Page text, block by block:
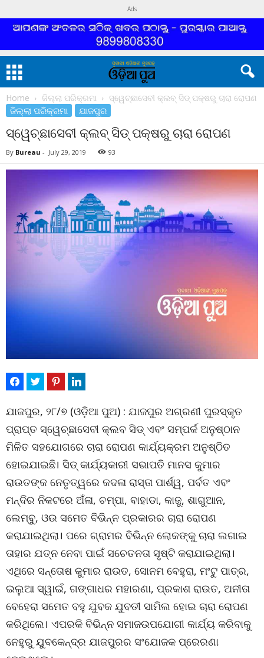
Ads
Home ଜିଲ୍ଲା ପରିକ୍ରମା ସ୍ୱେଚ୍ଛାସେବୀ କ୍ଲବ୍ ସିଡ୍ ପକ୍ଷରୁ ଚାରା ରୋପଣ
ଜିଲ୍ଲା ପରିକ୍ରମା ଯାଜପୁର
ସ୍ୱେଚ୍ଛାସେବୀ କ୍ଲବ୍ ସିଡ୍ ପକ୍ଷରୁ ଚାରା ରୋପଣ
By Bureau - July 29, 2019 93
ଯାଜପୁର, ୨୮/୭ (ଓଡ଼ିଆ ପୁଅ) : ଯାଜପୁର ଅଗ୍ରଣୀ ପୁରସ୍କୃତ
ପ୍ରାପ୍ତ ସ୍ୱେଚ୍ଛାସେବୀ କ୍ଲବ ସିଡ୍ ଏବଂ ସମ୍ପର୍କ ଅନୁଷ୍ଠାନ
ମିଳିତ ସହଯୋଗରେ ଚାରା ରୋପଣ କାର୍ଯ୍ୟକ୍ରମ ଅନୁଷ୍ଠିତ
ହୋଇଯାଇଛି। ସିଡ୍ କାର୍ଯ୍ୟକାରୀ ସଭାପତି ମାନସ କୁମାର
ରାଉତଙ୍କ ନେତୃତ୍ୱରେ କଦଳା ରାସ୍ତା ପାର୍ଶ୍ୱ, ପର୍ବତ ଏବଂ
ମନ୍ଦିର ନିକଟରେ ଅଁଳା, ଚମ୍ପା, ବାହାଡା, କାଜୁ, ଶାଗୁଆନ,
ଲେମ୍ବୁ, ଓଉ ସମେତ ବିଭିନ୍ନ ପ୍ରକାରର ଚାରା ରୋପଣ
କରାଯାଇଥିଲା। ପରେ ଗ୍ରାମର ବିଭିନ୍ନ ଲୋକଙ୍କୁ ଚାରା ଲଗାଇ
ତାହାର ଯତ୍ନ ନେବା ପାଇଁ ସଚେତନତା ସୃଷ୍ଟି କରାଯାଇଥିଲା।
ଏଥିରେ ସନ୍ତୋଷ କୁମାର ରାଉତ, ସୋନମ ବେହୁରା, ମଂଟୁ ପାତ୍ର,
ଇଲୁଆ ସ୍ୱାଇଁ, ଗଙ୍ଗାଧର ମହାରଣା, ପ୍ରକାଶ ରାଉତ, ଅନୀତା
ବେହେରା ସମେତ ବହୁ ଯୁବକ ଯୁବତୀ ସାମିଲ ହୋଇ ଚାରା ରୋପଣ
କରିଥିଲେ। ଏପରକି ବିଭିନ୍ନ ସମାଜଉପଯୋଗୀ କାର୍ଯ୍ୟ କରିବାକୁ
ନେହୁରୁ ଯୁବକେନ୍ଦ୍ର ଯାଜପୁରର ସଂଯୋଜକ ପ୍ରେରଣା